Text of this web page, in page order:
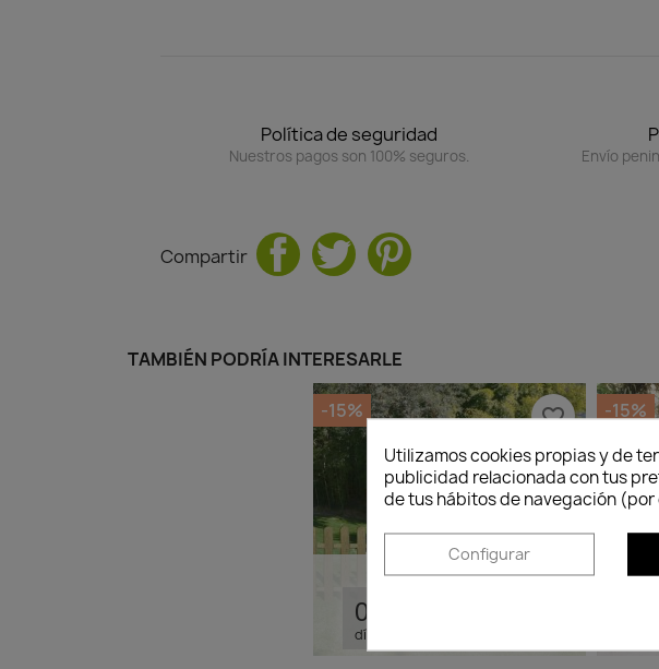
Política de seguridad
Nuestros pagos son 100% seguros. Envío
Compartir
TAMBIÉN PODRÍA INTERESARLE
Quedan:
00
días
-15% favorite_border -15%
Utilizamos cookies propias y de
publicidad relacionada con tus
de tus hábitos de navegación
Configurar